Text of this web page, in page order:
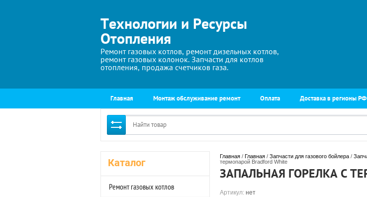
Технологии и Ресурсы
Отопления
Ремонт газовых котлов, ремонт дизельных котлов,
ремонт газовых колонок. Запчасти для котлов
отопления, продажа счетчиков газа.
Главная Монтаж обслуживание ремонт Оплата Доставка в регионы РФ
Каталог
Ремонт газовых котлов
Главная / Главная / Запчасти для газового бойлера /
термопарой Bradford White
ЗАПАЛЬНАЯ ГОРЕЛКА С
Артикул: нет